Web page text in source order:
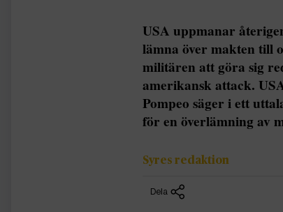
USA uppmanar
lämna över makten till
militären att göra sig
amerikansk attack.
Pompeo säger i ett
för en överlämning av
Syres redaktion
Dela